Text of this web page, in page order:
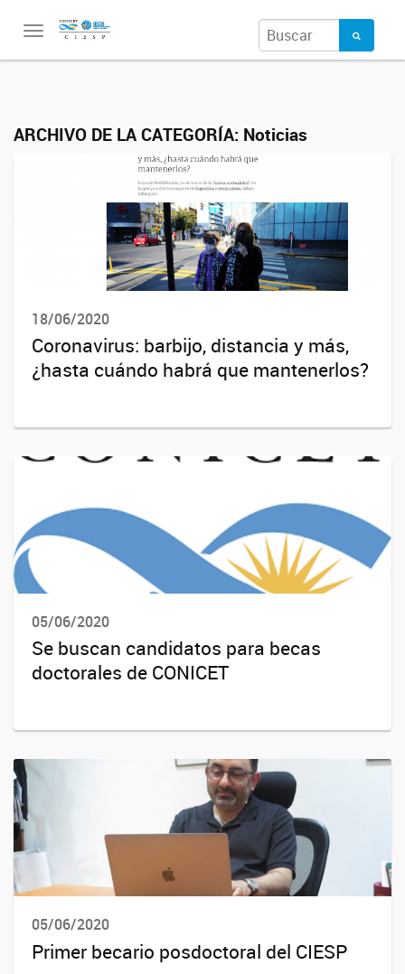
Toggle
ARCHIVO DE LA CATEGORÍA: Noticias
18/06/2020
Coronavirus: barbijo, distancia y más,
¿hasta cuándo habrá que mantenerlos?
05/06/2020
Se buscan candidatos para becas
doctorales de CONICET
05/06/2020
Primer becario posdoctoral del CIESP